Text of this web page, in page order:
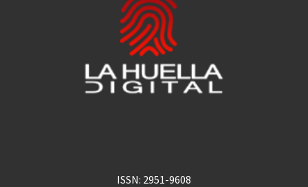
ISSN: 2951-9608